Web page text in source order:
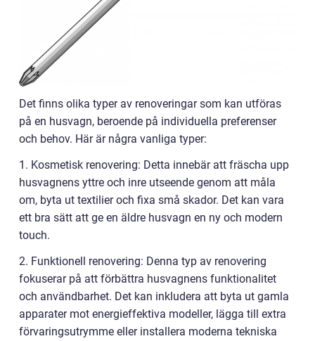
Det finns olika typer av renoveringar som kan utföras
på en husvagn, beroende på individuella preferenser
och behov. Här är några vanliga typer:
1. Kosmetisk renovering: Detta innebär att fräscha upp
husvagnens yttre och inre utseende genom att måla
om, byta ut textilier och fixa små skador. Det kan vara
ett bra sätt att ge en äldre husvagn en ny och modern
touch.
2. Funktionell renovering: Denna typ av renovering
fokuserar på att förbättra husvagnens funktionalitet
och användbarhet. Det kan inkludera att byta ut gamla
apparater mot energieffektiva modeller, lägga till extra
förvaringsutrymme eller installera moderna tekniska